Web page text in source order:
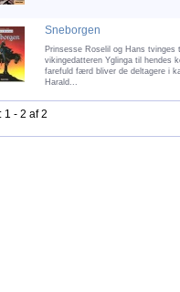
Sneborgen
Prinsesse Roselil og Hans tvinges
vikingedatteren Yglinga til hendes
farefuld færd bliver de deltagere i
Harald...
1 - 2 af 2